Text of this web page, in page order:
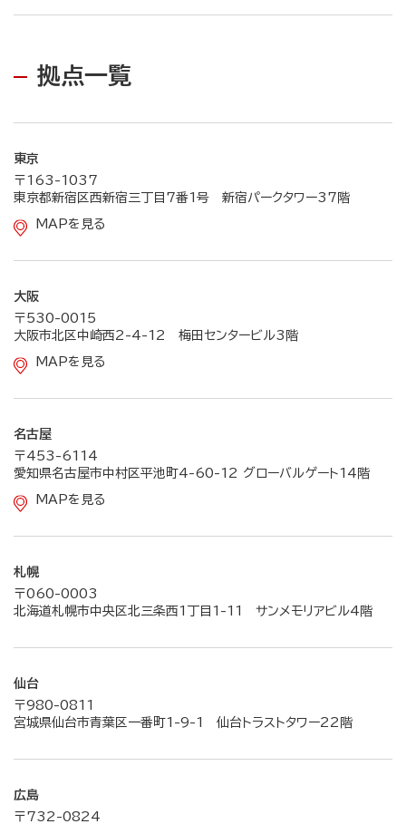
拠点一覧
東京
〒163-1037
東京都新宿区西新宿三丁目7番1号 新宿パークタワー37階
MAPを見る
大阪
〒530-0015
大阪市北区中崎西2-4-12 梅田センタービル3階
MAPを見る
名古屋
〒453-6114
愛知県名古屋市中村区平池町4-60-12 グローバルゲート14階
MAPを見る
札幌
〒060-0003
北海道札幌市中央区北三条西1丁目1-11 サンメモリアビル4階
仙台
〒980-0811
宮城県仙台市青葉区一番町1-9-1 仙台トラストタワー22階
広島
〒732-0824